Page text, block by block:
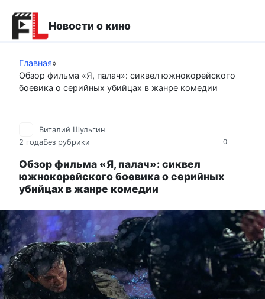
контенту
Новости о кино
Главная»
Обзор фильма «Я, палач»: сиквел южнокорейского
боевика о серийных убийцах в жанре комедии
0
Виталий Шульгин
2 годаБез рубрики
Обзор фильма «Я, палач»: сиквел
южнокорейского боевика о серийных
убийцах в жанре комедии